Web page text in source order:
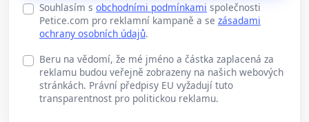
Souhlasím s obchodními podmínkami společnosti
Petice.com pro reklamní kampaně a se zásadami
ochrany osobních údajů.
Beru na vědomí, že mé jméno a částka zaplacená za
reklamu budou veřejně zobrazeny na našich webových
stránkách. Právní předpisy EU vyžadují tuto
transparentnost pro politickou reklamu.